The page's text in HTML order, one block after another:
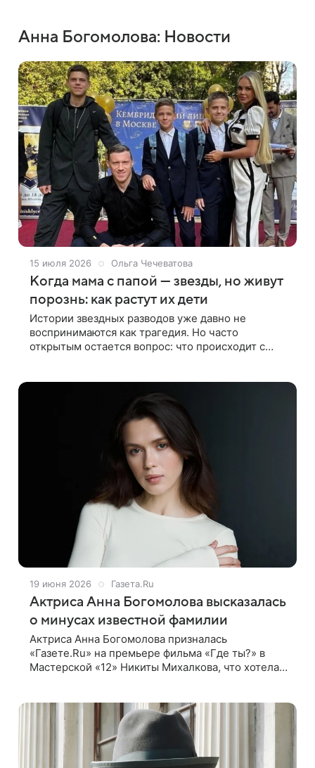
Анна Богомолова: Новости
15 июля 2026 Ольга Чечеватова
Когда мама с папой — звезды, но живут
порознь: как растут их дети
Истории звездных разводов уже давно не
воспринимаются как трагедия. Но часто
открытым остается вопрос: что происходит с
19 июня 2026 Газета.Ru
Актриса Анна Богомолова высказалась
о минусах известной фамилии
Актриса Анна Богомолова призналась
«Газете.Ru» на премьере фильма «Где ты?» в
Мастерской «12» Никиты Михалкова, что хотела
артистки,